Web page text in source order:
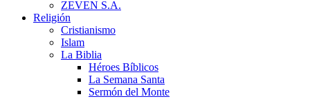
ZEVEN S.A.
Religión
Cristianismo
Islam
La Biblia
Héroes Bíblicos
La Semana Santa
Sermón del Monte